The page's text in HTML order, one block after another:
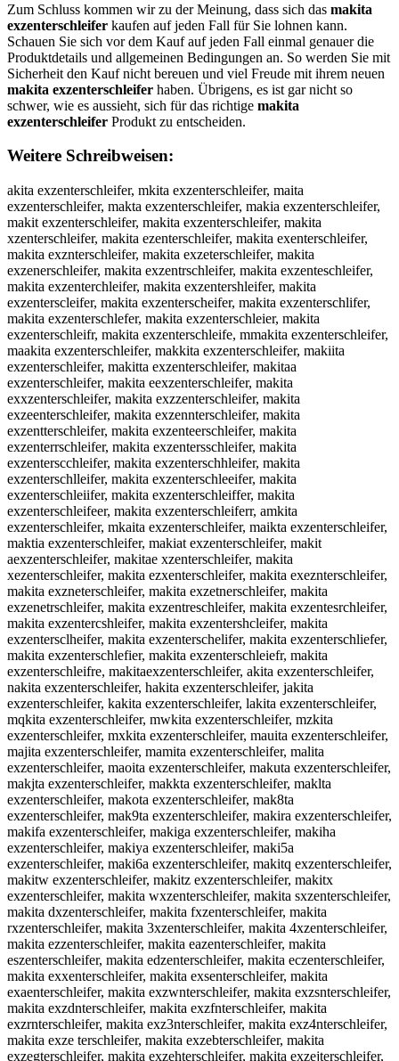
Zum Schluss kommen wir zu der Meinung, dass sich das makita
exzenterschleifer kaufen auf jeden Fall für Sie lohnen kann.
Schauen Sie sich vor dem Kauf auf jeden Fall einmal genauer die
Produktdetails und allgemeinen Bedingungen an. So werden Sie mit
Sicherheit den Kauf nicht bereuen und viel Freude mit ihrem neuen
makita exzenterschleifer haben. Übrigens, es ist gar nicht so
schwer, wie es aussieht, sich für das richtige makita
exzenterschleifer Produkt zu entscheiden.
Weitere Schreibweisen:
akita exzenterschleifer, mkita exzenterschleifer, maita exzenterschleifer, makta exzenterschleifer, makia exzenterschleifer, makit exzenterschleifer, makita exzenterschleifer, makita xzenterschleifer, makita ezenterschleifer, makita exenterschleifer, makita exznterschleifer, makita exzeterschleifer, makita exzenerschleifer, makita exzentrschleifer, makita exzenteschleifer, makita exzenterchleifer, makita exzentershleifer, makita exzenterscleifer, makita exzenterscheifer, makita exzenterschlifer, makita exzenterschlefer, makita exzenterschleier, makita exzenterschleifr, makita exzenterschleife, mmakita exzenterschleifer, maakita exzenterschleifer, makkita exzenterschleifer, makiita exzenterschleifer, makitta exzenterschleifer, makitaa exzenterschleifer, makita eexzenterschleifer, makita exxzenterschleifer, makita exzzenterschleifer, makita exzeenterschleifer, makita exzennterschleifer, makita exzentterschleifer, makita exzenteerschleifer, makita exzenterrschleifer, makita exzentersschleifer, makita exzenterscchleifer, makita exzenterschhleifer, makita exzenterschlleifer, makita exzenterschleeifer, makita exzenterschleiifer, makita exzenterschleiffer, makita exzenterschleifeer, makita exzenterschleiferr, amkita exzenterschleifer, mkaita exzenterschleifer, maikta exzenterschleifer, maktia exzenterschleifer, makiat exzenterschleifer, makit aexzenterschleifer, makitae xzenterschleifer, makita xezenterschleifer, makita ezxenterschleifer, makita exeznterschleifer, makita exzneterschleifer, makita exzetnerschleifer, makita exzenetrschleifer, makita exzentreschleifer, makita exzentesrchleifer, makita exzentercshleifer, makita exzentershcleifer, makita exzentersclheifer, makita exzenterschelifer, makita exzenterschliefer, makita exzenterschlefier, makita exzenterschleiefr, makita exzenterschleifre, makitaexzenterschleifer, akita exzenterschleifer, nakita exzenterschleifer, hakita exzenterschleifer, jakita exzenterschleifer, kakita exzenterschleifer, lakita exzenterschleifer, mqkita exzenterschleifer, mwkita exzenterschleifer, mzkita exzenterschleifer, mxkita exzenterschleifer, mauita exzenterschleifer, majita exzenterschleifer, mamita exzenterschleifer, malita exzenterschleifer, maoita exzenterschleifer, makuta exzenterschleifer, makjta exzenterschleifer, makkta exzenterschleifer, maklta exzenterschleifer, makota exzenterschleifer, mak8ta exzenterschleifer, mak9ta exzenterschleifer, makira exzenterschleifer, makifa exzenterschleifer, makiga exzenterschleifer, makiha exzenterschleifer, makiya exzenterschleifer, maki5a exzenterschleifer, maki6a exzenterschleifer, makitq exzenterschleifer, makitw exzenterschleifer, makitz exzenterschleifer, makitx exzenterschleifer, makita wxzenterschleifer, makita sxzenterschleifer, makita dxzenterschleifer, makita fxzenterschleifer, makita rxzenterschleifer, makita 3xzenterschleifer, makita 4xzenterschleifer, makita ezzenterschleifer, makita eazenterschleifer, makita eszenterschleifer, makita edzenterschleifer, makita eczenterschleifer, makita exxenterschleifer, makita exsenterschleifer, makita exaenterschleifer, makita exzwnterschleifer, makita exzsnterschleifer, makita exzdnterschleifer, makita exzfnterschleifer, makita exzrnterschleifer, makita exz3nterschleifer, makita exz4nterschleifer, makita exze terschleifer, makita exzebterschleifer, makita exzegterschleifer, makita exzehterschleifer, makita exzejterschleifer, makita exzemterschleifer, makita exzenrerschleifer, makita exzenferschleifer, makita exzengerschleifer, makita exzenherschleifer, makita exzenyerschleifer, makita exzen5erschleifer, makita exzen6erschleifer, makita exzentwrschleifer, makita exzentsrschleifer, makita exzentdrschleifer, makita exzentfrschleifer, makita exzentrrschleifer, makita exzent3rschleifer, makita exzent4rschleifer, makita exzenteeschleifer, makita exzentedschleifer, makita exzentefschleifer, makita exzentegschleifer, makita exzentetschleifer, makita exzente4schleifer, makita exzente5schleifer, makita exzenterqchleifer, makita exzenterwchleifer, makita exzenterechleifer, makita exzenterzchleifer, makita exzenterxchleifer, makita exzentercchleifer, makita exzenters hleifer, makita exzentersxhleifer, makita exzentersshleifer, makita exzentersdhleifer, makita exzentersfhleifer, makita exzentersvhleifer, makita exzenterscbleifer, makita exzenterscgleifer, makita exzentersctleifer, makita exzenterscyleifer, makita exzentersculeifer, makita exzenterscjleifer, makita exzenterscmleifer, makita exzenterscnleifer, makita exzenterschpeifer, makita exzenterschoeifer, makita exzenterschieifer, makita exzenterschkeifer, makita exzenterschmeifer, makita exzenterschlwifer, makita exzenterschlsifer, makita exzenterschldifer, makita exzenterschlfifer, makita exzenterschlrifer, makita exzenterschl3ifer, makita exzenterschl4ifer, makita exzenterschleufer, makita exzenterschlejfer, makita exzenterschlekfer, makita exzenterschlelfer, makita exzenterschleofer, makita exzenterschle8fer, makita exzenterschle9fer, makita exzenterschleicer, makita exzenterschleider, makita exzenterschleieer, makita exzenterschleirer, makita exzenterschleiter, makita exzenterschleiger, makita exzenterschleiber, makita exzenterschleiver, makita exzenterschleifwr, makita exzenterschleifsr, makita exzenterschleifdr, makita exzenterschleiffr, makita exzenterschleifrr, makita exzenterschleif3r, makita exzenterschleif4r, makita exzenterschleifee, makita exzenterschleifed, makita exzenterschleifef, makita exzenterschleifeg, makita exzenterschleifet, makita exzenterschleife4, makita exzenterschleife5, makita exzenterschleifer, m akita exzenterschleifer, nmakita exzenterschleifer, mnakita exzenterschleifer, hmakita exzenterschleifer, mhakita exzenterschleifer, jmakita exzenterschleifer, mjakita exzenterschleifer, kmakita exzenterschleifer, mkakita exzenterschleifer, lmakita exzenterschleifer, mlakita exzenterschleifer, mqakita exzenterschleifer, maqkita exzenterschleifer, mwakita exzenterschleifer, mawkita exzenterschleifer, mzakita exzenterschleifer, mazkita exzenterschleifer, mxakita exzenterschleifer, maxkita exzenterschleifer, maukita exzenterschleifer, makuita exzenterschleifer, majkita exzenterschleifer, makjita exzenterschleifer, mamkita exzenterschleifer, makmita exzenterschleifer, malkita exzenterschleifer, maklita exzenterschleifer, maokita exzenterschleifer, makoita exzenterschleifer, makiuta exzenterschleifer, makijta exzenterschleifer, makikta exzenterschleifer, makilta exzenterschleifer, makiota exzenterschleifer, mak8ita exzenterschleifer, maki8ta exzenterschleifer, mak9ita exzenterschleifer, maki9ta exzenterschleifer, makirta exzenterschleifer, makitra exzenterschleifer, makifta exzenterschleifer, makitfa exzenterschleifer, makigta exzenterschleifer, makitga exzenterschleifer, makihta exzenterschleifer, makitha exzenterschleifer, makiyta exzenterschleifer, makitya exzenterschleifer, maki5ta exzenterschleifer, makit5a exzenterschleifer, maki6ta exzenterschleifer, makit6a exzenterschleifer, makitqa exzenterschleifer, makitaq exzenterschleifer, makitwa exzenterschleifer, makitaw exzenterschleifer, makitza exzenterschleifer, makitaz exzenterschleifer, makitxa exzenterschleifer, makitax exzenterschleifer, makita wexzenterschleifer, makita ewxzenterschleifer, makita sexzenterschleifer, makita esxzenterschleifer, makita dexzenterschleifer, makita edxzenterschleifer, makita fexzenterschleifer, makita efxzenterschleifer, makita rexzenterschleifer, makita erxzenterschleifer, makita 3exzenterschleifer, makita e3xzenterschleifer, makita 4exzenterschleifer, makita e4xzenterschleifer, makita ezxzenterschleifer, makita eaxzenterschleifer, makita exazenterschleifer, makita exszenterschleifer, makita exdzenterschleifer, makita ecxzenterschleifer, makita exczenterschleifer, makita exzxenterschleifer, makita exzsenterschleifer, makita exzaenterschleifer, makita exzwenterschleifer, makita exzewnterschleifer, makita exzesnterschleifer, makita exzdenterschleifer, makita exzednterschleifer, makita exzfenterschleifer, makita exzefnterschleifer, makita exzrenterschleifer, makita exzernterschleifer, makita exz3enterschleifer, makita exze3nterschleifer, makita exz4enterschleifer, makita exze4nterschleifer, makita exze nterschleifer, makita exzen terschleifer, makita exzebnterschleifer, makita exzenbterschleifer, makita exzegnterschleifer, makita exzengterschleifer, makita exzehnterschleifer, makita exzenhterschleifer, makita exzejnterschleifer, makita exzenjterschleifer, makita exzemnterschleifer, makita exzenmterschleifer, makita exzenrterschleifer, makita exzentrerschleifer, makita exzenfterschleifer, makita exzentferschleifer, makita exzentgerschleifer, makita exzentherschleifer, makita exzenyterschleifer, makita exzentyerschleifer, makita exzen5terschleifer, makita exzent5erschleifer, makita exzen6terschleifer, makita exzent6erschleifer, makita exzentwerschleifer, makita exzentewrschleifer, makita exzentserschleifer, makita exzentesrschleifer, makita exzentderschleifer, makita exzentedrschleifer, makita exzentefrschleifer, makita exzent3erschleifer, makita exzente3rschleifer, makita exzent4erschleifer, makita exzente4rschleifer, makita exzentereschleifer, makita exzenterdschleifer, makita exzenterfschleifer, makita exzentegrschleifer, makita exzentergschleifer, makita exzentetrschleifer, makita exzentertschleifer, makita exzenter4schleifer, makita exzente5rschleifer, makita exzenter5schleifer, makita exzenterqschleifer, makita exzentersqchleifer, makita exzenterwschleifer, makita exzenterswchleifer, makita exzentersechleifer, makita exzenterzschleifer, makita exzenterszchleifer, makita exzenterxschleifer, makita exzentersxchleifer, makita exzentercschleifer, makita exzenters chleifer, makita exzentersc hleifer, makita exzenterscxhleifer, makita exzenterscshleifer, makita exzentersdchleifer, makita exzenterscdhleifer, makita exzentersfchleifer, makita exzenterscfhleifer, makita exzentersvchleifer, makita exzenterscvhleifer, makita exzenterscbhleifer, makita